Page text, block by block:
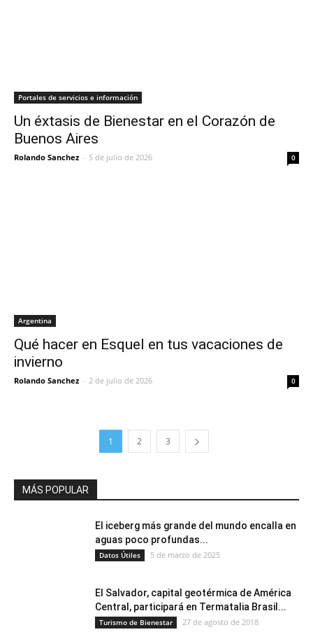
Portales de servicios e información
Un éxtasis de Bienestar en el Corazón de
Buenos Aires
Rolando Sanchez - 5 de julio de 2026 0
Argentina
Qué hacer en Esquel en tus vacaciones de
invierno
Rolando Sanchez - 2 de julio de 2026 0
1 2 3
MÁS POPULAR
El iceberg más grande del mundo encalla en
aguas poco profundas...
Datos Útiles 5 de marzo de 2025
El Salvador, capital geotérmica de América
Central, participará en Termatalia Brasil...
Turismo de Bienestar 27 de agosto de 2018